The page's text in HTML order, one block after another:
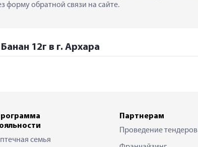
форму обратной связи на сайте.
12г в г. Архара
семья
Партнерам
Проведение тендеров